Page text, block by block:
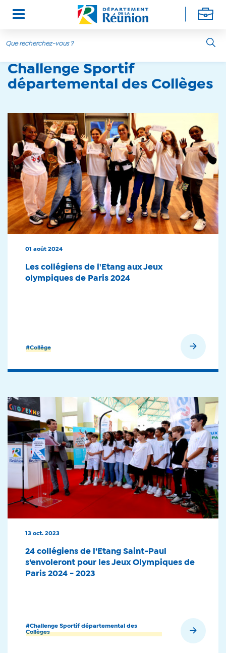
Aller au contenu principal
Challenge Sportif
départemental des Collèges
#Collège
01 août 2024
Les collégiens de l'Etang aux Jeux
olympiques de Paris 2024
#Challenge Sportif départemental des
Collèges
13 oct. 2023
24 collégiens de l’Etang Saint-Paul
s’envoleront pour les Jeux Olympiques de
Paris 2024 - 2023
En savoir plus